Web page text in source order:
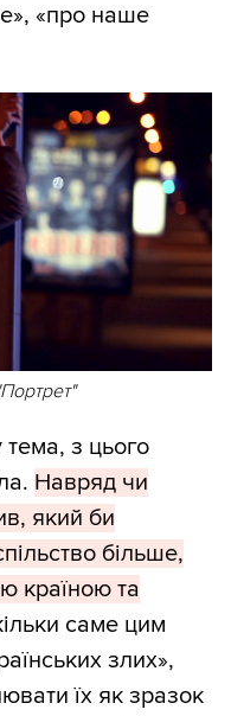
«про наше
з цього
Навряд чи
який би
більше,
країною та
саме цим
злих»,
їх як зразок